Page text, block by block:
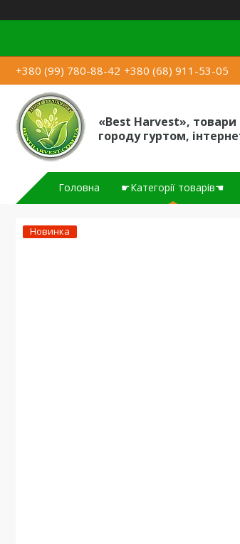
+380 (99) 780-88-42 +380 (68) 911-53-05
«Best Harvest», товари
городу гуртом,
Головна ☛Категорії товарів☚
Новинка